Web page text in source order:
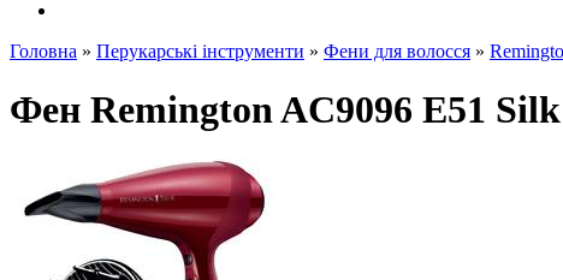
Головна » Перукарські інструменти » Фени для волосся »
Фен Remington AC9096 E51